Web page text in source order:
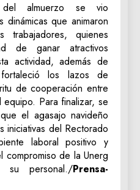
almuerzo se vio
dinámicas que animaron
quienes
de ganar atractivos
actividad, además de
los lazos de
de cooperación entre
Para finalizar, se
el agasajo navideño
iniciativas del Rectorado
laboral positivo y
compromiso de la Unerg
personal./Prensa-